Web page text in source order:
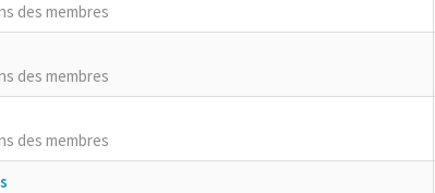
des membres
des membres
des membres